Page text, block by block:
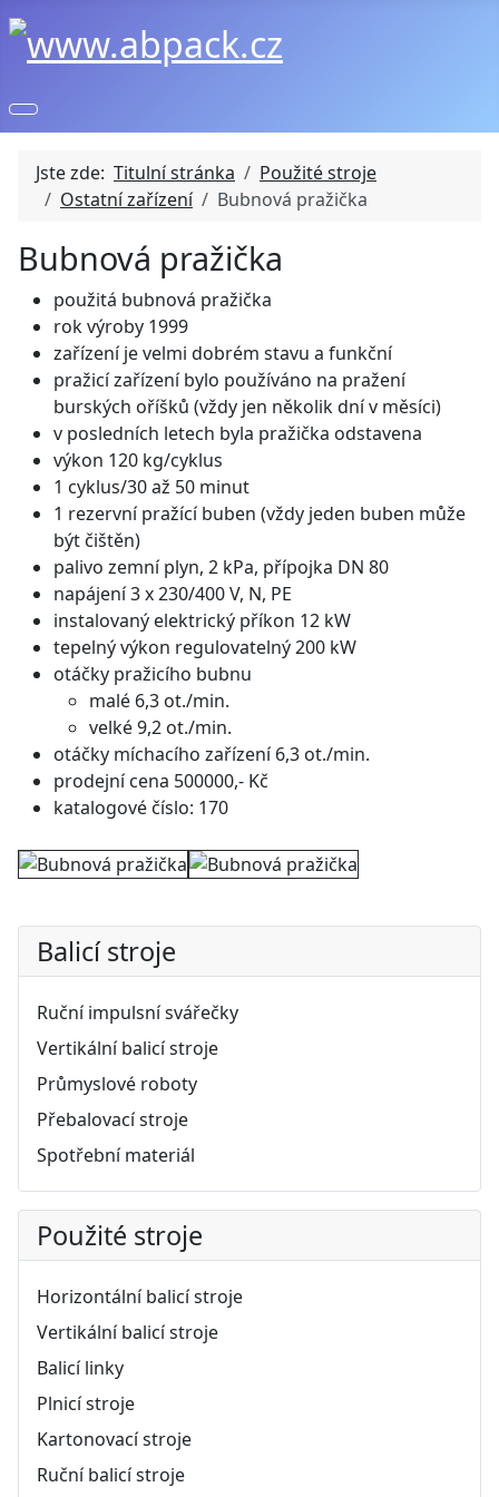
Balicí stroje
Ruční impulsní svářečky
Vertikální balicí stroje
Průmyslové roboty
Přebalovací stroje
Spotřební materiál
Použité stroje
Horizontální balicí stroje
Vertikální balicí stroje
Balicí linky
Plnicí stroje
Kartonovací stroje
Ruční balicí stroje
Jste zde: Titulní stránka
Použité stroje
Ostatní zařízení
Bubnová pražička
Bubnová pražička
použitá bubnová pražička
rok výroby 1999
zařízení je velmi dobrém stavu a funkční
pražicí zařízení bylo používáno na pražení
burských oříšků (vždy jen několik dní v měsíci)
v posledních letech byla pražička odstavena
výkon 120 kg/cyklus
1 cyklus/30 až 50 minut
1 rezervní pražící buben (vždy jeden buben může
být čištěn)
palivo zemní plyn, 2 kPa, přípojka DN 80
napájení 3 x 230/400 V, N, PE
instalovaný elektrický příkon 12 kW
tepelný výkon regulovatelný 200 kW
otáčky pražicího bubnu
malé 6,3 ot./min.
velké 9,2 ot./min.
otáčky míchacího zařízení 6,3 ot./min.
prodejní cena 500000,- Kč
katalogové číslo: 170